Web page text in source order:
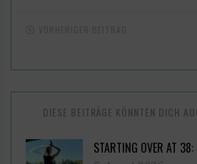
DIESE BEITRÄGE KÖNNTEN DICH
STARTING OVER AT 38: